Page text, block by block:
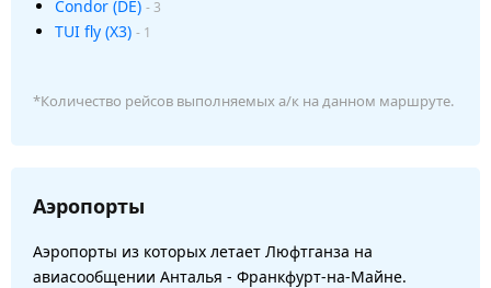
Condor (DE) - 3
TUI fly (X3) - 1
*Количество рейсов выполняемых а/к на данном маршруте.
Аэропорты
Аэропорты из которых летает Люфтганза на
авиасообщении Анталья - Франкфурт-на-Майне.